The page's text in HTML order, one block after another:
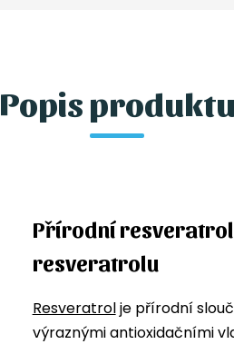
Popis produktu
Přírodní
resveratrolu
Resveratrolje přírodní
výraznými antioxidačními